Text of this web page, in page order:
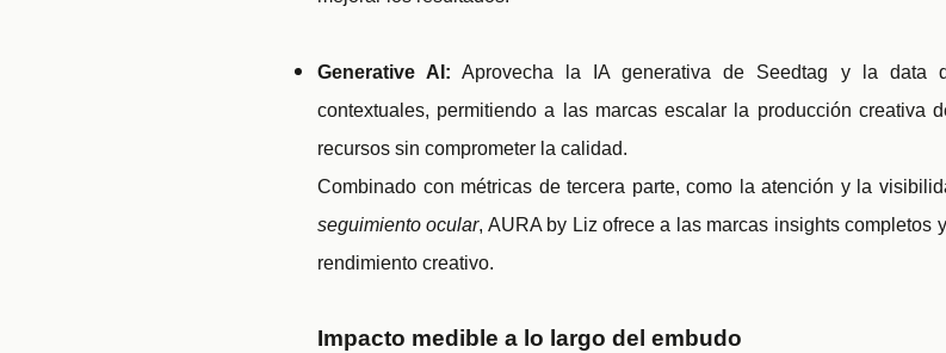
Generative AI: Aprovecha la IA generativa de Seedtag y la data
contextuales, permitiendo a las marcas escalar la producción creativa
recursos sin comprometer la calidad.
Combinado con métricas de tercera parte, como la atención y la
seguimiento ocular, AURA by Liz ofrece a las marcas insights completos
rendimiento creativo.
Impacto medible a lo largo del embudo